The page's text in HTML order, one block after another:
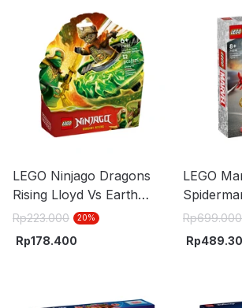
LEGO Ninjago Dragons
Rising Lloyd Vs Earth
Monster Spinner Set 52
pcs 71850 - Mix
Rp223.000 20%
Rp178.400
LEGO
Figure
Rp699.000
Rp